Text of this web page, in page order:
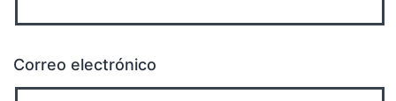
Correo electrónico